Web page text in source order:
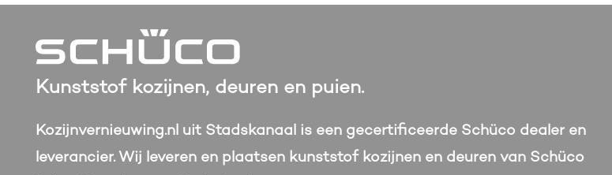
Kunststof kozijnen, deuren en puien.
Kozijnvernieuwing.nl uit Stadskanaal is een gecertificeerde Schüco dealer en
leverancier. Wij leveren en plaatsen kunststof kozijnen en deuren van Schüco